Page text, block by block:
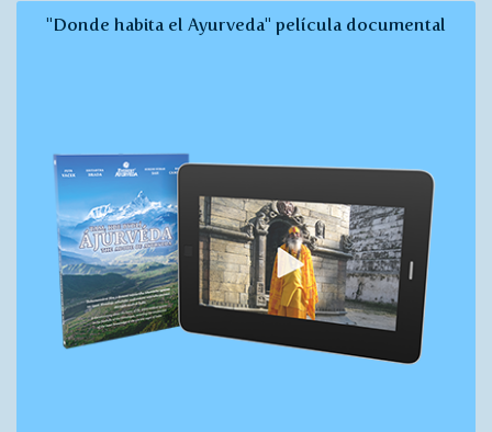
"Donde habita el Ayurveda" película documental